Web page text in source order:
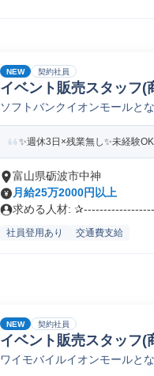
NEW 契約社員
イベント販売スタッフ(
ソフトバンクイオンモールと
✨週休3日×残業無し✨未経験
富山県砺波市中神
月給25万2000円以上
求める人材:
社員登用あり 交通費支給
NEW 契約社員
イベント販売スタッフ(
ワイモバイルイオンモールと